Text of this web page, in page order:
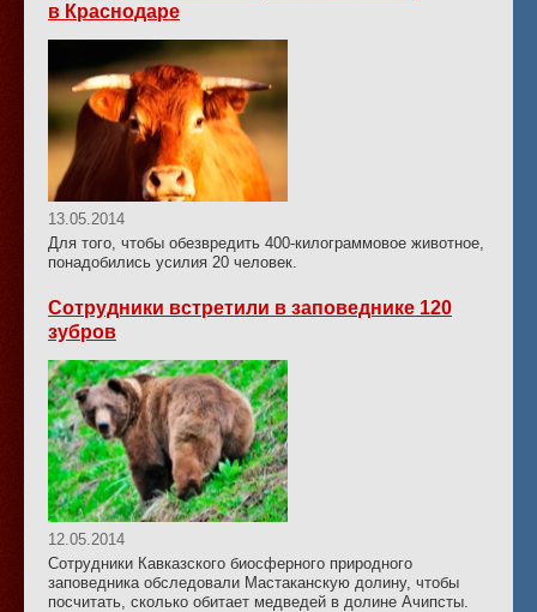
в Краснодаре
13.05.2014
Для того, чтобы обезвредить 400-килограммовое животное,
понадобились усилия 20 человек.
Сотрудники встретили в заповеднике 120
зубров
12.05.2014
Сотрудники Кавказского биосферного природного
заповедника обследовали Мастаканскую долину, чтобы
посчитать, сколько обитает медведей в долине Ачипсты.